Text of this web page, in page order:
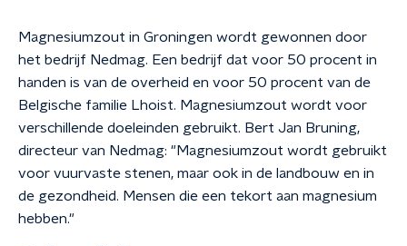
Magnesiumzout in Groningen wordt gewonnen door
het bedrijf Nedmag. Een bedrijf dat voor 50 procent in
handen is van de overheid en voor 50 procent van de
Belgische familie Lhoist. Magnesiumzout wordt voor
verschillende doeleinden gebruikt. Bert Jan Bruning,
directeur van Nedmag: "Magnesiumzout wordt gebruikt
voor vuurvaste stenen, maar ook in de landbouw en in
de gezondheid. Mensen die een tekort aan magnesium
hebben."